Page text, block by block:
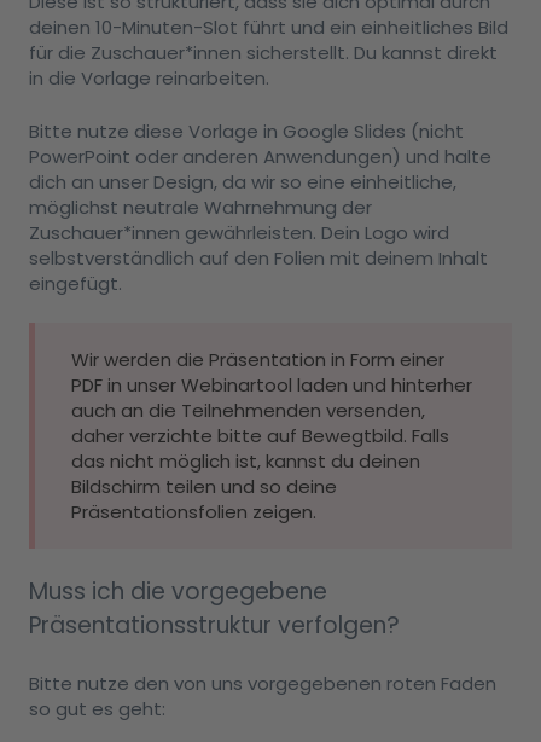
deinen 10-Minuten-Slot führt und ein einheitliches Bild
für die Zuschauer*innen sicherstellt. Du kannst direkt
in die Vorlage reinarbeiten.
Bitte nutze diese Vorlage in Google Slides (nicht
PowerPoint oder anderen Anwendungen) und halte
dich an unser Design, da wir so eine einheitliche,
möglichst neutrale Wahrnehmung der
Zuschauer*innen gewährleisten. Dein Logo wird
selbstverständlich auf den Folien mit deinem Inhalt
eingefügt.
Wir werden die Präsentation in Form einer
PDF in unser Webinartool laden und hinterher
auch an die Teilnehmenden versenden,
daher verzichte bitte auf Bewegtbild. Falls
das nicht möglich ist, kannst du deinen
Bildschirm teilen und so deine
Präsentationsfolien zeigen.
Muss ich die vorgegebene
Präsentationsstruktur verfolgen?
Bitte nutze den von uns vorgegebenen roten Faden
so gut es geht: